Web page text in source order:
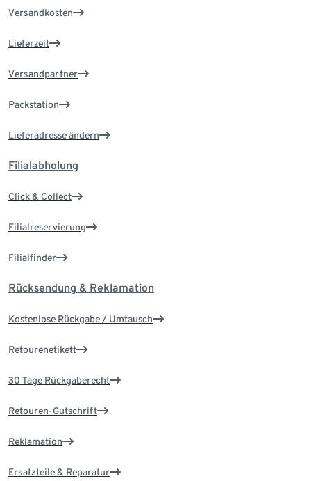
Versandkosten
Lieferzeit
Versandpartner
Packstation
Lieferadresse ändern
Filialabholung
Click & Collect
Filialreservierung
Filialfinder
Rücksendung & Reklamation
Kostenlose Rückgabe / Umtausch
Retourenetikett
30 Tage Rückgaberecht
Retouren-Gutschrift
Reklamation
Ersatzteile & Reparatur